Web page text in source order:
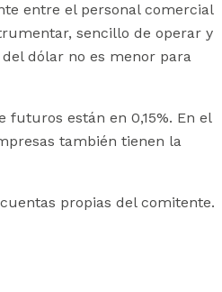
entre el personal comercial
sencillo de operar y
dólar no es menor para
están en 0,15%. En el
también tienen la
propias del comitente.